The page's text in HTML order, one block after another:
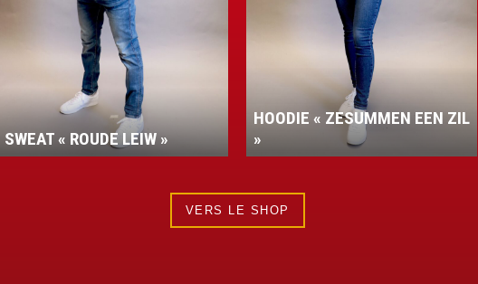
HOODIE « ZESUMMEN EEN ZIL
»
VESTE PERFORMANCE
VERS LE SHOP